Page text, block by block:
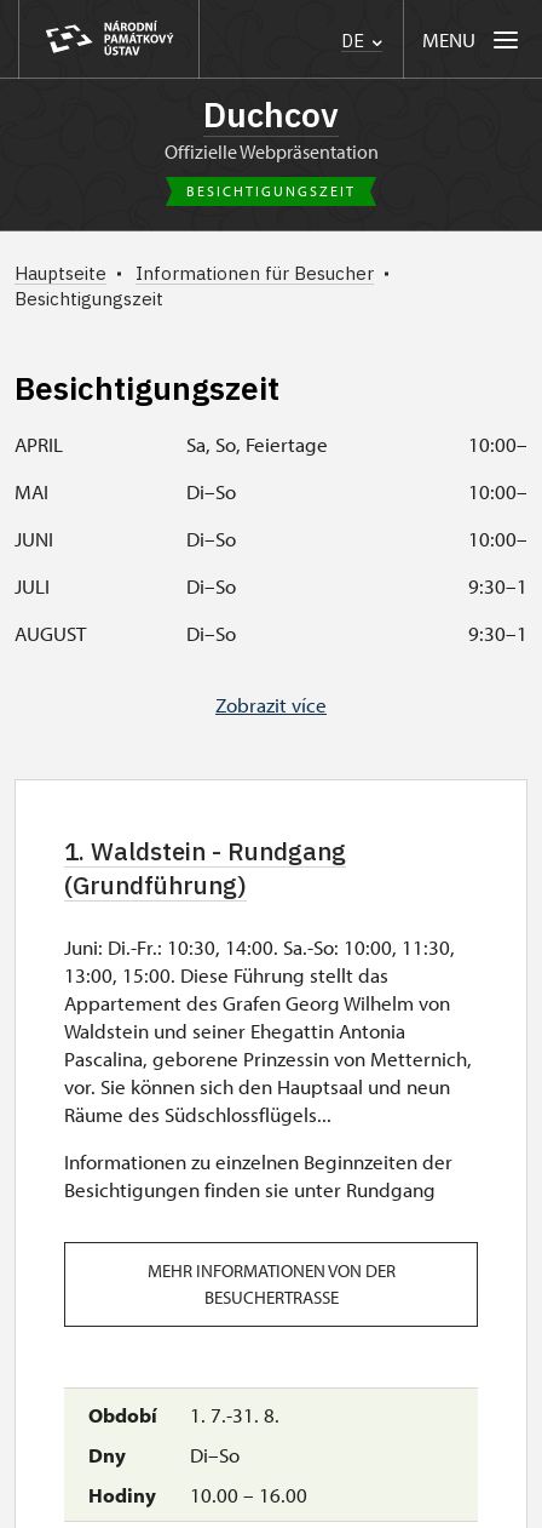
DE MENU
Duchcov
Offizielle Webpräsentation
BESICHTIGUNGSZEIT
Hauptseite
Informationen für Besucher
Besichtigungszeit
Besichtigungszeit
APRIL Sa, So, Feiertage
MAI
Di–So
JUNI
Di–So
JULI
Di–So
AUGUST
Di–So
12:30 Uhr.
Die Führung findet unter Teilnahme von
Der Eintritt ins Schloss ist nur mit einem Begleiter
möglich.
Besichtigungszeit der Rundgänge 3, 4 und 5 ist
von verschiedenen Aspekten abhängig. Die Zeit
der Führung erfahren Sie an der Schlosskasse.
Zobrazit více
1. Waldstein - Rundgang
(Grundführung)
1. 7.-31. 8.
Di–So
10.00 – 16.00
Juni: Di.-Fr.: 10:30, 14:00. Sa.-So: 10:00, 11:30,
13:00, 15:00. Diese Führung stellt das
Appartement des Grafen Georg Wilhelm von
Waldstein und seiner Ehegattin Antonia
Pascalina, geborene Prinzessin von Metternich,
vor. Sie können sich den Hauptsaal und neun
Räume des Südschlossflügels...
Informationen zu einzelnen Beginnzeiten der
Besichtigungen finden sie unter Rundgang
MEHR INFORMATIONEN VON DER
BESUCHERTRASSE